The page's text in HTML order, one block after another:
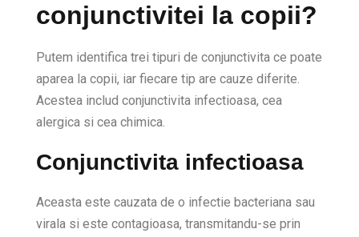
conjunctivitei la copii?
Putem identifica trei tipuri de conjunctivita ce poate
aparea la copii, iar fiecare tip are cauze diferite.
Acestea includ conjunctivita infectioasa, cea
alergica si cea chimica.
Conjunctivita infectioasa
Aceasta este cauzata de o infectie bacteriana sau
virala si este contagioasa, transmitandu-se prin